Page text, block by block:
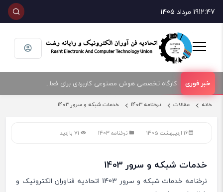
12:4719 مرداد 1405
کارگاه تخصصی هوش مصنوعی کاربردی برای فعالان حوزه فناوری و فروش تجهیزات الکترونیک و رایانه
خانه مقالات نرخنامه 1403 خدمات شبکه و سرور 1403
16 اردیبهشت 1405 نرخنامه 1403
خدمات شبکه و سرور 1403
نرخنامه خدمات شبکه و سرور 1403 اتحادیه فناوران الکترونیک و